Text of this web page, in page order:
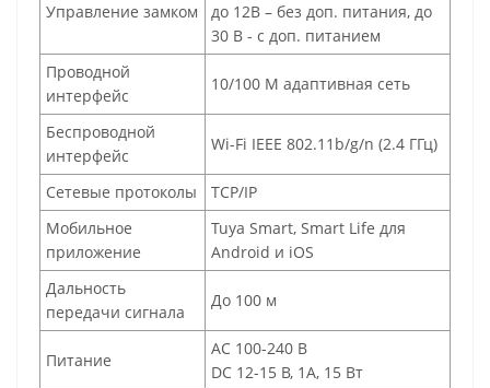
Управление замком
до 12В – без доп. питания, до
30 В - с доп. питанием
Проводной
интерфейс
10/100 М адаптивная сеть
Беспроводной
интерфейс
Wi-Fi IEEE 802.11b/g/n (2.4 ГГц)
Сетевые протоколы
TCP/IP
Мобильное
приложение
Tuya Smart, Smart Life для
Android и iOS
Дальность
передачи сигнала
До 100 м
Питание
АС 100-240 В
DC 12-15 В, 1А, 15 Вт